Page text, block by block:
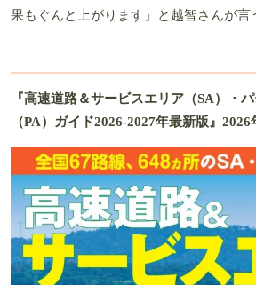
果もぐんと上がります」と越智さんが言
『高速道路＆サービスエリア（SA）・
（PA）ガイド2026-2027年最新版』2026